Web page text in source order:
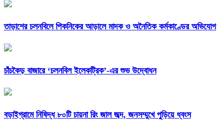
তাড়াশের চলনবিলে পিকনিকের আড়ালে মাদক ও অনৈতিক কর্মকাণ্ডের অভিযোগ
চাঁচকৈড় বাজারে ‘চলনবিল ইলেকট্রিক’-এর শুভ উদ্বোধন
বড়াইগ্রামে নিষিদ্ধ ৮০টি চায়না রিং জাল জব্দ, জনসম্মুখে পুড়িয়ে ধ্বংস